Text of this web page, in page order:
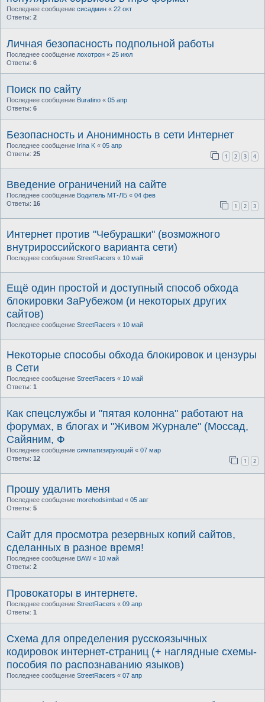
Последнее сообщение сисадмин « 22 окт
Ответы: 2
Личная безопасность подпольной работы
Последнее сообщение лохотрон « 25 июл
Ответы: 6
Поиск по сайту
Последнее сообщение Buratino « 05 апр
Ответы: 6
Безопасность и Анонимность в сети Интернет
Последнее сообщение Irina K « 05 апр
Ответы: 25 1 2 3 4
Введение ограничений на сайте
Последнее сообщение Водитель МТ-ЛБ « 04 фев
Ответы: 16 1 2 3
Интернет против "Чебурашки" (возможного
внутрироссийского варианта сети)
Последнее сообщение StreetRacers « 10 май
Ещё один простой и доступный способ обхода
блокировки ЗаРубежом (и некоторых других
сайтов)
Последнее сообщение StreetRacers « 10 май
Некоторые способы обхода блокировок и цензуры
в Сети
Последнее сообщение StreetRacers « 10 май
Ответы: 1
Как спецслужбы и "пятая колонна" работают на
форумах, в блогах и "Живом Журнале" (Моссад,
Сайяним, Ф
Последнее сообщение симпатизирующий « 07 мар
Ответы: 12 1 2
Прошу удалить меня
Последнее сообщение morehodsimbad « 05 авг
Ответы: 5
Сайт для просмотра резервных копий сайтов,
сделанных в разное время!
Последнее сообщение BAW« 10 май
Ответы: 2
Провокаторы в интернете.
Последнее сообщение StreetRacers « 09 апр
Ответы: 1
Схема для определения русскоязычных
кодировок интернет-страниц (+ наглядные схемы-
пособия по распознаванию языков)
Последнее сообщение StreetRacers « 07 апр